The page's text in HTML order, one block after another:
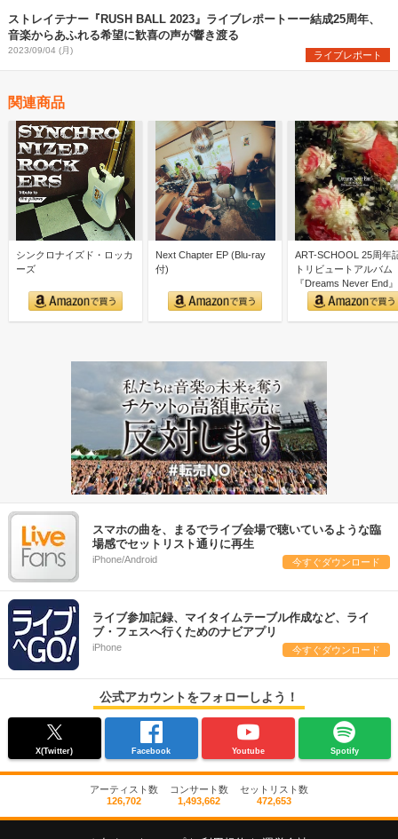
ストレイテナー『RUSH BALL 2023』ライブレポートーー結成25周年、
音楽からあふれる希望に歓喜の声が響き渡る
2023/09/04 (月) ライブレポート
関連商品
シンクロナイズド・ロッカ
ーズ
Next Chapter EP (Blu-ray
付)
ART-SCHOOL 25周年
トリビュートアルバム
『Dreams Never End』
スマホの曲を、まるでライブ会場で聴いているような臨
場感でセットリスト通りに再生
iPhone/Android 今すぐダウンロード
ライブ参加記録、マイタイムテーブル作成など、ライ
ブ・フェスへ行くためのナビアプリ
iPhone 今すぐダウンロード
公式アカウントをフォローしよう！
X(Twitter) Facebook Youtube Spotify
アーティスト数
126,702
コンサート数
1,493,662
セットリスト数
472,653